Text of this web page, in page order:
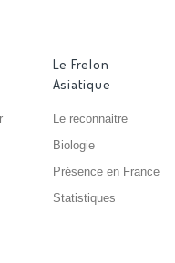
Le Frelon
Asiatique
Le reconnaitre
Biologie
Présence en France
Statistiques